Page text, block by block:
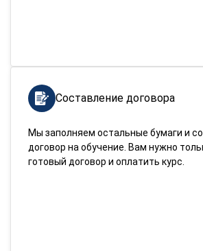
Составление договора
Мы заполняем остальные бумаги и
договор на обучение. Вам нужно
готовый договор и оплатить курс.